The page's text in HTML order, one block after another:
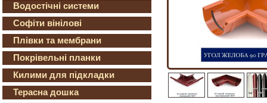
Водостічні системи
Софіти вінілові
Плівки та мембрани
Покрівельні планки
Килими для підкладки
Терасна дошка